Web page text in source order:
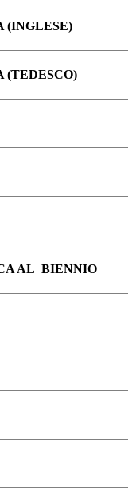
(INGLESE)
(TEDESCO)
AL BIENNIO